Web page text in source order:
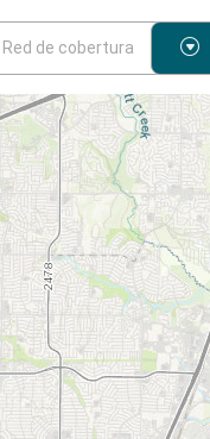
Red de cobertura